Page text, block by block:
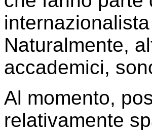
Naturalmente,
accademici,
Al momento,
relativamente